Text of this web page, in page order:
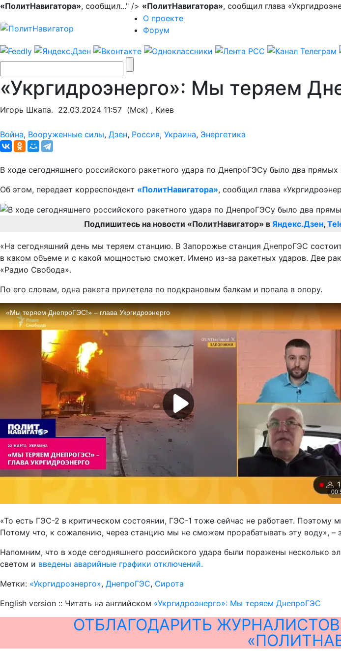
«ПолитНавигатора», сообщил..." /> «ПолитНавигатора», сообщил глава
О проекте
Форум
«Укргидроэнерго»: Мы теряем
Игорь Шкапа. 22.03.2024 11:57 (Мск) , Киев
Война, Вооруженные силы, Дзен, Россия, Украина, Энергетика
В ходе сегодняшнего российского ракетного удара по ДнепроГЭСу было два прямых
Об этом, передает корреспондент «ПолитНавигатора», сообщил глава
Подпишитесь на новости «ПолитНавигатор» в Яндекс.Дзен,
«На сегодняшний день мы теряем станцию. В Запорожье станция ДнепроГЭС
в каком объеме и с какой мощностью сможет. Имено из-за ракетных ударов. Две
«Радио Свобода».
По его словам, одна ракета прилетела по подкрановым балкам и попала в опору.
«То есть ГЭС-2 в критическом состоянии, ГЭС-1 тоже сейчас не работает.
Потому что, к сожалению, через станцию мы не сможем прорабатывать эту воду», –
Напомним, что в ходе сегодняшнего российского удара были поражены несколько
светом и введены аварийные графики отключений.
Метки: «Укргидроэнерго», ДнепроГЭС, Сирота
English version :: Читать на английском «Укргидроэнерго»: Мы теряем ДнепроГЭС
ОТБЛАГОДАРИТЬ